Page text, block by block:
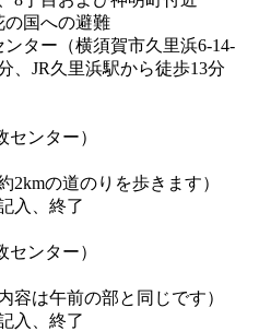
国への避難
ター（横須賀市久里浜6-14-
、JR久里浜駅から徒歩13分
ンター）
の道のりを歩きます）
入、終了
ンター）
は午前の部と同じです）
入、終了